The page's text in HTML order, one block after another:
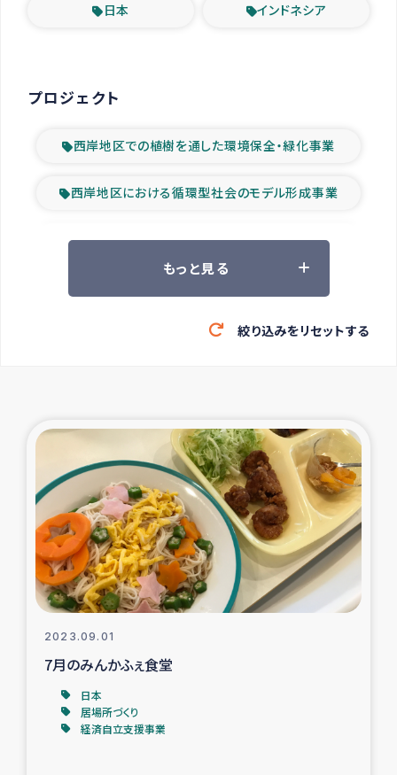
日本 インドネシア
プロジェクト
西岸地区での植樹を通した環境保全・緑化事業
西岸地区における循環型社会のモデル形成事業
ツアー参加者の声
緊急救援の時代
東ティモール豪雨緊急支援
大雨による洪水被災者支援
カカオ生産者支援事業
シリア国内避難民・帰還民の生活再建支援
トルコにおけるシリア難民支援事業
インドネシア中部 スラウェシの地震・津波被災者支援
スリランカ ムライティブ県帰還民の生活再建支援
もっと見る
絞り込みをリセットする
2023.09.01
7月のみんかふぇ食堂
日本
居場所づくり
経済自立支援事業